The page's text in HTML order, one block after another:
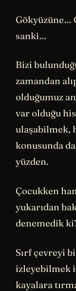
Gökyüzüne…
sanki…
Bizi
zamandan
olduğumuz
var olduğu
ulaşabilmek,
konusunda
yüzden.
Çocukken
yukarıdan
denemedik
Sırf çevreyi
izleyebilmek
kayalara